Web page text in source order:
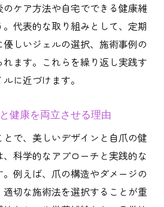
新ネイルデザインの選び方
で注目の研究デザインを体験
桜新町で人気の理由
桜新町を選ぶ研究された理由
のネイル研究ポイント紹介
イル研究が人気なワケ
接客でリピーターが増加中
ル研究が愛される理由を解説
を研究するためのヒント
のケア方法や自宅でできる健康維
代表的な取り組みとして、定期
しいジェルの選択、施術事例の
ます。これらを繰り返し実践す
に近づけます。
健康を両立させる理由
で、美しいデザインと自爪の健
科学的なアプローチと実践的な
例えば、爪の構造やダメージの
切な施術法を選択することが重